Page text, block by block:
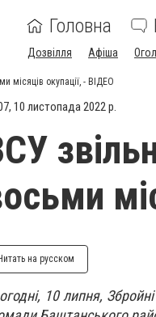
Головна
Дозвілля Афіша
місяців окупації, - ВІДЕО
10 листопада 2022 р.
на русском
10 липня, Збройні